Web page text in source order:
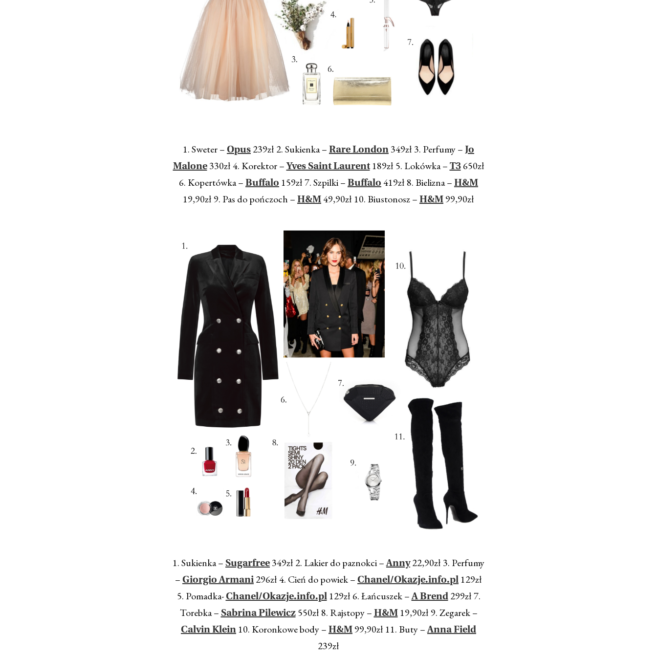
1. Sweter – Opus 239zł 2. Sukienka – Rare London 349zł 3. Perfumy – Jo
Malone330zł 4. Korektor –Yves Saint Laurent189zł 5. Lokówka – T3650zł
6. Kopertówka – Buffalo 159zł 7. Szpilki – Buffalo 419zł 8. Bielizna – H&M
19,90zł 9. Pas do pończoch – H&M 49,90zł 10. Biustonosz – H&M 99,90zł
1. Sukienka – Sugarfree 349zł 2. Lakier do paznokci –Anny22,90zł 3. Perfumy
– Giorgio Armani 296zł 4. Cień do powiek – Chanel/Okazje.info.pl 129zł
5. Pomadka- Chanel/Okazje.info.pl129zł 6. Łańcuszek –A Brend299zł 7.
Torebka – Sabrina Pilewicz550zł 8. Rajstopy – H&M19,90zł 9. Zegarek –
Calvin Klein 10. Koronkowe body – H&M 99,90zł 11. Buty –Anna Field
239zł